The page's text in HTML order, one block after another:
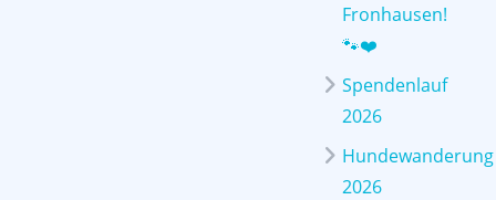
Fronhausen!
🐾❤️
Spendenlauf
2026
Hundewanderung
2026